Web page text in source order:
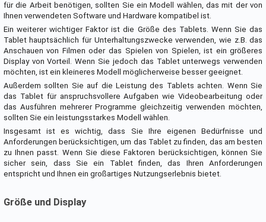
für die Arbeit benötigen, sollten Sie ein Modell wählen, das mit der von
Ihnen verwendeten Software und Hardware kompatibel ist.
Ein weiterer wichtiger Faktor ist die Größe des Tablets. Wenn Sie das
Tablet hauptsächlich für Unterhaltungszwecke verwenden, wie z.B. das
Anschauen von Filmen oder das Spielen von Spielen, ist ein größeres
Display von Vorteil. Wenn Sie jedoch das Tablet unterwegs verwenden
möchten, ist ein kleineres Modell möglicherweise besser geeignet.
Außerdem sollten Sie auf die Leistung des Tablets achten. Wenn Sie
das Tablet für anspruchsvollere Aufgaben wie Videobearbeitung oder
das Ausführen mehrerer Programme gleichzeitig verwenden möchten,
sollten Sie ein leistungsstarkes Modell wählen.
Insgesamt ist es wichtig, dass Sie Ihre eigenen Bedürfnisse und
Anforderungen berücksichtigen, um das Tablet zu finden, das am besten
zu Ihnen passt. Wenn Sie diese Faktoren berücksichtigen, können Sie
sicher sein, dass Sie ein Tablet finden, das Ihren Anforderungen
entspricht und Ihnen ein großartiges Nutzungserlebnis bietet.
Größe und Display